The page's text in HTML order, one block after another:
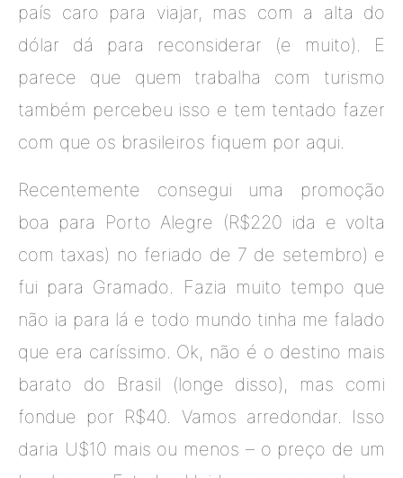
país caro para viajar, mas com a alta do
dólar dá para reconsiderar (e muito). E
parece que quem trabalha com turismo
também percebeu isso e tem tentado fazer
com que os brasileiros fiquem por aqui.
Recentemente consegui uma promoção
boa para Porto Alegre (R$220 ida e volta
com taxas) no feriado de 7 de setembro) e
fui para Gramado. Fazia muito tempo que
não ia para lá e todo mundo tinha me falado
que era caríssimo. Ok, não é o destino mais
barato do Brasil (longe disso), mas comi
fondue por R$40. Vamos arredondar. Isso
daria U$10 mais ou menos – o preço de um